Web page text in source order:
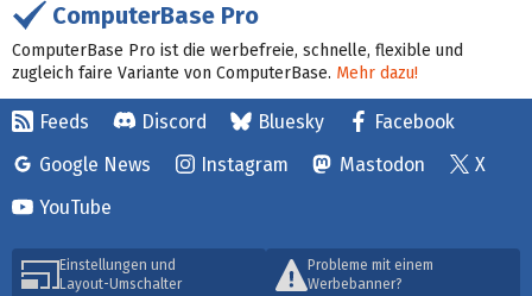
ComputerBase Pro
ComputerBase Pro ist die werbefreie, schnelle, flexible und
zugleich faire Variante von ComputerBase. Mehr dazu!
Feeds Discord Bluesky
Facebook
Google News
Instagram Mastodon
X
YouTube
Einstellungen und
Layout-Umschalter
Probleme mit einem
Werbebanner?